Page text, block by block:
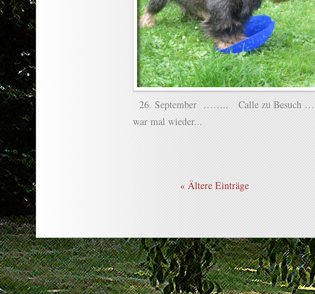
26. September …….. Calle zu Besuch ….
war mal wieder...
« Ältere Einträge